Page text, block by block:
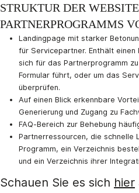
STRUKTUR DER
PARTNERPROGRAMMS
Landingpage mit starker
für Servicepartner. Enthält einen
sich für das Partnerprogramm
Formular führt, oder um das
überprüfen.
Auf einen Blick erkennbare
Generierung und Zugang zu
FAQ-Bereich zur Behebung
Partnerressourcen, die schnelle
Programm, ein Verzeichnis
und ein Verzeichnis ihrer
Schauen Sie es sich hier